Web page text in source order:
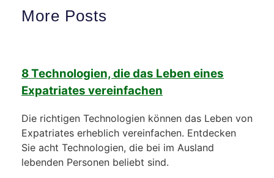
More Posts
8 Technologien, die das Leben eines
Expatriates vereinfachen
Die richtigen Technologien können das Leben von
Expatriates erheblich vereinfachen. Entdecken
Sie acht Technologien, die bei im Ausland
lebenden Personen beliebt sind.